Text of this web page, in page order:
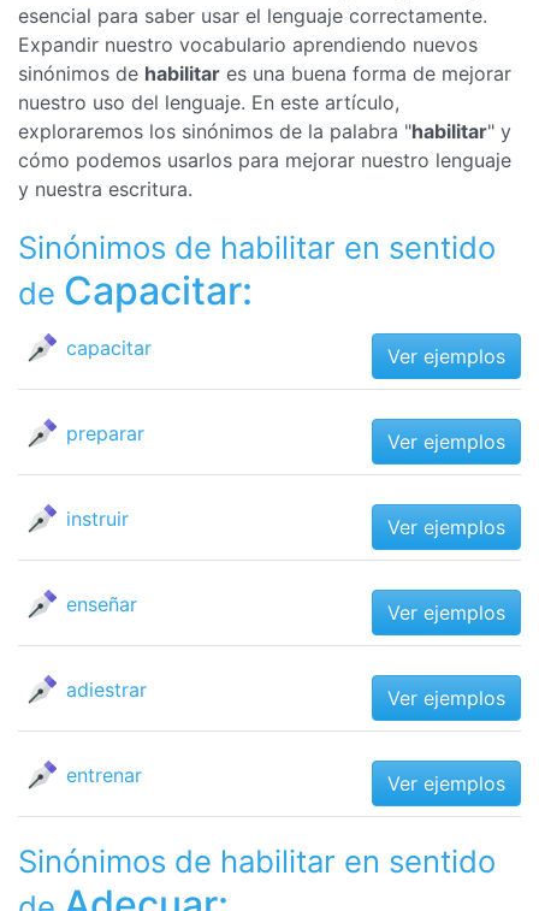
esencial para saber usar el lenguaje correctamente.
Expandir nuestro vocabulario aprendiendo nuevos
sinónimos de habilitar es una buena forma de mejorar
nuestro uso del lenguaje. En este artículo,
exploraremos los sinónimos de la palabra "habilitar" y
cómo podemos usarlos para mejorar nuestro lenguaje
y nuestra escritura.
Sinónimos de habilitar en sentido
de Capacitar:
capacitar Ver ejemplos
preparar Ver ejemplos
instruir Ver ejemplos
enseñar Ver ejemplos
adiestrar Ver ejemplos
entrenar Ver ejemplos
Sinónimos de habilitar en sentido